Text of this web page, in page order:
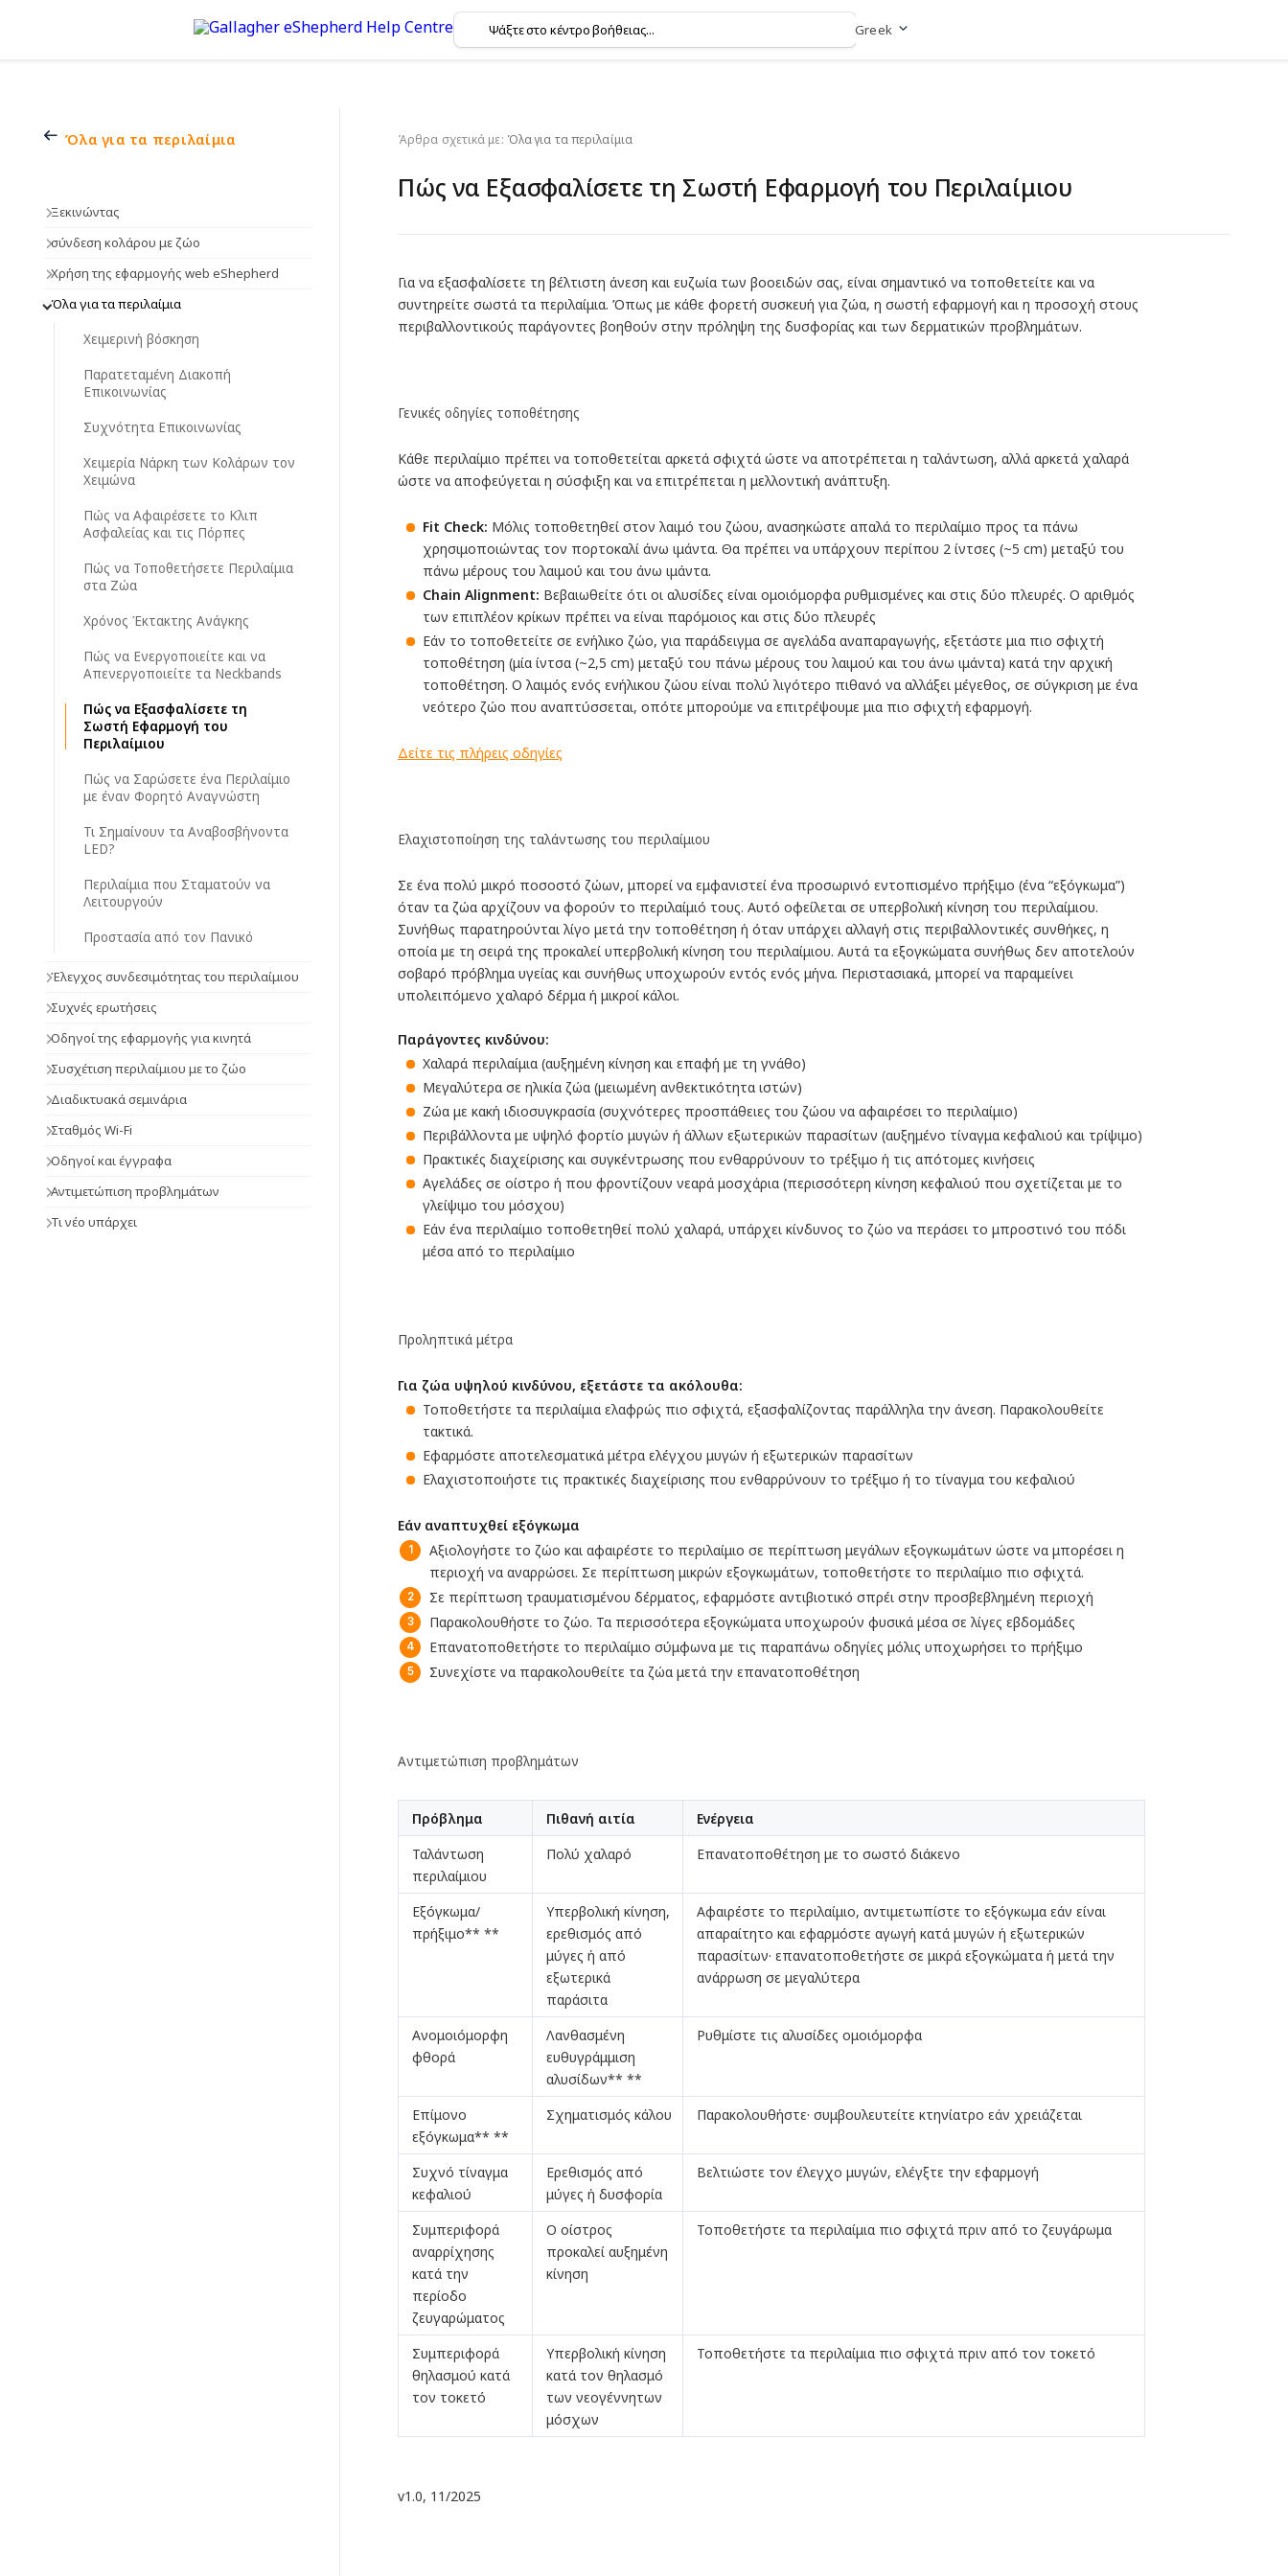
Greek
Όλα για τα περιλαίμια
Ξεκινώντας
σύνδεση κολάρου με ζώο
Χρήση της εφαρμογής web eShepherd
Όλα για τα περιλαίμια
Χειμερινή βόσκηση
Παρατεταμένη Διακοπή
Επικοινωνίας
Συχνότητα Επικοινωνίας
Χειμερία Νάρκη των Κολάρων τον
Χειμώνα
Πώς να Αφαιρέσετε το Κλιπ
Ασφαλείας και τις Πόρπες
Πώς να Τοποθετήσετε Περιλαίμια
στα Ζώα
Χρόνος Έκτακτης Ανάγκης
Πώς να Ενεργοποιείτε και να
Απενεργοποιείτε τα Neckbands
Πώς να Εξασφαλίσετε τη
Σωστή Εφαρμογή του
Περιλαίμιου
Πώς να Σαρώσετε ένα Περιλαίμιο
με έναν Φορητό Αναγνώστη
Τι Σημαίνουν τα Αναβοσβήνοντα
LED?
Περιλαίμια που Σταματούν να
Λειτουργούν
Προστασία από τον Πανικό
Έλεγχος συνδεσιμότητας του περιλαίμιου
Συχνές ερωτήσεις
Οδηγοί της εφαρμογής για κινητά
Συσχέτιση περιλαίμιου με το ζώο
Διαδικτυακά σεμινάρια
Σταθμός Wi-Fi
Οδηγοί και έγγραφα
Αντιμετώπιση προβλημάτων
Τι νέο υπάρχει
Άρθρα σχετικά με: Όλα για τα περιλαίμια
Πώς να Εξασφαλίσετε τη Σωστή Εφαρμογή του Περιλαίμιου
Για να εξασφαλίσετε τη βέλτιστη άνεση και ευζωία των βοοειδών σας, είναι σημαντικό να τοποθετείτε και να
συντηρείτε σωστά τα περιλαίμια. Όπως με κάθε φορετή συσκευή για ζώα, η σωστή εφαρμογή και η προσοχή στους
περιβαλλοντικούς παράγοντες βοηθούν στην πρόληψη της δυσφορίας και των δερματικών προβλημάτων.
Γενικές οδηγίες τοποθέτησης
Κάθε περιλαίμιο πρέπει να τοποθετείται αρκετά σφιχτά ώστε να αποτρέπεται η ταλάντωση, αλλά αρκετά χαλαρά
ώστε να αποφεύγεται η σύσφιξη και να επιτρέπεται η μελλοντική ανάπτυξη.
Fit Check: Μόλις τοποθετηθεί στον λαιμό του ζώου, ανασηκώστε απαλά το περιλαίμιο προς τα πάνω
χρησιμοποιώντας τον πορτοκαλί άνω ιμάντα. Θα πρέπει να υπάρχουν περίπου 2 ίντσες (~5 cm) μεταξύ του
πάνω μέρους του λαιμού και του άνω ιμάντα.
Chain Alignment: Βεβαιωθείτε ότι οι αλυσίδες είναι ομοιόμορφα ρυθμισμένες και στις δύο πλευρές. Ο αριθμός
των επιπλέον κρίκων πρέπει να είναι παρόμοιος και στις δύο πλευρές
Εάν το τοποθετείτε σε ενήλικο ζώο, για παράδειγμα σε αγελάδα αναπαραγωγής, εξετάστε μια πιο σφιχτή
τοποθέτηση (μία ίντσα (~2,5 cm) μεταξύ του πάνω μέρους του λαιμού και του άνω ιμάντα) κατά την αρχική
τοποθέτηση. Ο λαιμός ενός ενήλικου ζώου είναι πολύ λιγότερο πιθανό να αλλάξει μέγεθος, σε σύγκριση με ένα
νεότερο ζώο που αναπτύσσεται, οπότε μπορούμε να επιτρέψουμε μια πιο σφιχτή εφαρμογή.
Δείτε τις πλήρεις οδηγίες
Ελαχιστοποίηση της ταλάντωσης του περιλαίμιου
Σε ένα πολύ μικρό ποσοστό ζώων, μπορεί να εμφανιστεί ένα προσωρινό εντοπισμένο πρήξιμο (ένα “εξόγκωμα”)
όταν τα ζώα αρχίζουν να φορούν το περιλαίμιό τους. Αυτό οφείλεται σε υπερβολική κίνηση του περιλαίμιου.
Συνήθως παρατηρούνται λίγο μετά την τοποθέτηση ή όταν υπάρχει αλλαγή στις περιβαλλοντικές συνθήκες, η
οποία με τη σειρά της προκαλεί υπερβολική κίνηση του περιλαίμιου. Αυτά τα εξογκώματα συνήθως δεν αποτελούν
σοβαρό πρόβλημα υγείας και συνήθως υποχωρούν εντός ενός μήνα. Περιστασιακά, μπορεί να παραμείνει
υπολειπόμενο χαλαρό δέρμα ή μικροί κάλοι.
Παράγοντες κινδύνου:
Χαλαρά περιλαίμια (αυξημένη κίνηση και επαφή με τη γνάθο)
Μεγαλύτερα σε ηλικία ζώα (μειωμένη ανθεκτικότητα ιστών)
Ζώα με κακή ιδιοσυγκρασία (συχνότερες προσπάθειες του ζώου να αφαιρέσει το περιλαίμιο)
Περιβάλλοντα με υψηλό φορτίο μυγών ή άλλων εξωτερικών παρασίτων (αυξημένο τίναγμα κεφαλιού και τρίψιμο)
Πρακτικές διαχείρισης και συγκέντρωσης που ενθαρρύνουν το τρέξιμο ή τις απότομες κινήσεις
Αγελάδες σε οίστρο ή που φροντίζουν νεαρά μοσχάρια (περισσότερη κίνηση κεφαλιού που σχετίζεται με το
γλείψιμο του μόσχου)
Εάν ένα περιλαίμιο τοποθετηθεί πολύ χαλαρά, υπάρχει κίνδυνος το ζώο να περάσει το μπροστινό του πόδι
μέσα από το περιλαίμιο
Προληπτικά μέτρα
Για ζώα υψηλού κινδύνου, εξετάστε τα ακόλουθα:
Τοποθετήστε τα περιλαίμια ελαφρώς πιο σφιχτά, εξασφαλίζοντας παράλληλα την άνεση. Παρακολουθείτε
τακτικά.
Εφαρμόστε αποτελεσματικά μέτρα ελέγχου μυγών ή εξωτερικών παρασίτων
Ελαχιστοποιήστε τις πρακτικές διαχείρισης που ενθαρρύνουν το τρέξιμο ή το τίναγμα του κεφαλιού
Εάν αναπτυχθεί εξόγκωμα
Αξιολογήστε το ζώο και αφαιρέστε το περιλαίμιο σε περίπτωση μεγάλων εξογκωμάτων ώστε να μπορέσει η
περιοχή να αναρρώσει. Σε περίπτωση μικρών εξογκωμάτων, τοποθετήστε το περιλαίμιο πιο σφιχτά.
Σε περίπτωση τραυματισμένου δέρματος, εφαρμόστε αντιβιοτικό σπρέι στην προσβεβλημένη περιοχή
Παρακολουθήστε το ζώο. Τα περισσότερα εξογκώματα υποχωρούν φυσικά μέσα σε λίγες εβδομάδες
Επανατοποθετήστε το περιλαίμιο σύμφωνα με τις παραπάνω οδηγίες μόλις υποχωρήσει το πρήξιμο
Συνεχίστε να παρακολουθείτε τα ζώα μετά την επανατοποθέτηση
Αντιμετώπιση προβλημάτων
Πρόβλημα Πιθανή αιτία
Ενέργεια
Ταλάντωση
περιλαίμιου
Πολύ χαλαρό Επανατοποθέτηση με το σωστό διάκενο
Εξόγκωμα/
πρήξιμο** **
Υπερβολική κίνηση,
ερεθισμός από
μύγες ή από
εξωτερικά
παράσιτα
Αφαιρέστε το περιλαίμιο, αντιμετωπίστε το εξόγκωμα εάν είναι
απαραίτητο και εφαρμόστε αγωγή κατά μυγών ή εξωτερικών
παρασίτων· επανατοποθετήστε σε μικρά εξογκώματα ή μετά την
ανάρρωση σε μεγαλύτερα
Ανομοιόμορφη
φθορά
Λανθασμένη
ευθυγράμμιση
αλυσίδων** **
Ρυθμίστε τις αλυσίδες ομοιόμορφα
Επίμονο
εξόγκωμα** **
Σχηματισμός κάλου Παρακολουθήστε· συμβουλευτείτε κτηνίατρο εάν χρειάζεται
Συχνό τίναγμα
κεφαλιού
Ερεθισμός από
μύγες ή δυσφορία
Βελτιώστε τον έλεγχο μυγών, ελέγξτε την εφαρμογή
Συμπεριφορά
αναρρίχησης
κατά την
περίοδο
ζευγαρώματος
Ο οίστρος
προκαλεί αυξημένη
κίνηση
Τοποθετήστε τα περιλαίμια πιο σφιχτά πριν από το ζευγάρωμα
Συμπεριφορά
θηλασμού κατά
τον τοκετό
Υπερβολική κίνηση
κατά τον θηλασμό
των νεογέννητων
μόσχων
Τοποθετήστε τα περιλαίμια πιο σφιχτά πριν από τον τοκετό
v1.0, 11/2025